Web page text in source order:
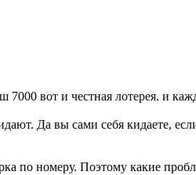
7000 вот и честная лотерея. и
Да вы сами себя кидаете,
по номеру. Поэтому какие